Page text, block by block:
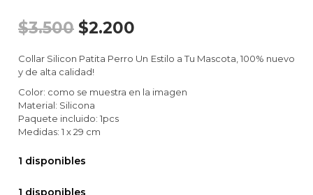
$3.500 $2.200
Collar Silicon Patita Perro Un Estilo a Tu Mascota, 100% nuevo
y de alta calidad!
Color: como se muestra en la imagen
Material: Silicona
Paquete incluido: 1pcs
Medidas: 1 x 29 cm
1 disponibles
1 disponibles